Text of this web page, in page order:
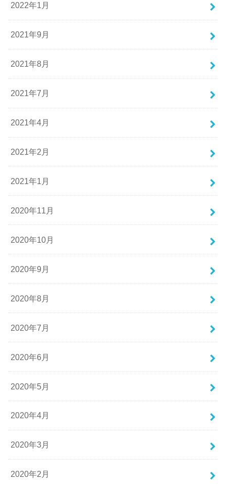
2022年1月
2021年9月
2021年8月
2021年7月
2021年4月
2021年2月
2021年1月
2020年11月
2020年10月
2020年9月
2020年8月
2020年7月
2020年6月
2020年5月
2020年4月
2020年3月
2020年2月